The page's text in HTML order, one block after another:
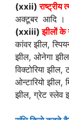
(xxii)राष्ट्रीय
अक्टूबर आदि ।
(xxiii)झीलों के
कांवर झील,
झील, ओनेगा
विक्टोरिया
ओन्टारियो झील,
झील, ग्रेट स्लेव